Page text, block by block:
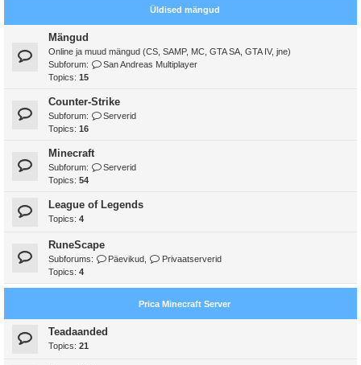
Üldised mängud
Mängud
Online ja muud mängud (CS, SAMP, MC, GTA SA, GTA IV, jne)
Subforum:
San Andreas Multiplayer
Topics: 15
Counter-Strike
Subforum:
Serverid
Topics: 16
Minecraft
Subforum:
Serverid
Topics: 54
League of Legends
Topics: 4
RuneScape
Subforums: Päevikud
Privaatserverid
Topics: 4
Prica Minecraft Server
Teadaanded
Topics: 21